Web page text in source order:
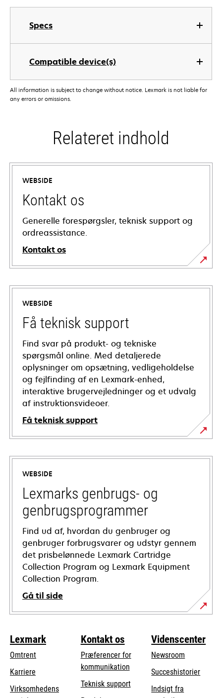
Specs
Compatible device(s)
All information is subject to change without notice. Lexmark is not liable for
any errors or omissions.
Relateret indhold
WEBSIDE
Kontakt os
Generelle forespørgsler, teknisk support og
ordreassistance.
Kontakt os
WEBSIDE
Få teknisk support
Find svar på produkt- og tekniske
spørgsmål online. Med detaljerede
oplysninger om opsætning, vedligeholdelse
og fejlfinding af en Lexmark-enhed,
interaktive brugervejledninger og et udvalg
af instruktionsvideoer.
Få teknisk support
opens
in
new
tab
WEBSIDE
Lexmarks genbrugs- og
genbrugsprogrammer
Find ud af, hvordan du genbruger og
genbruger forbrugsvarer og udstyr gennem
det prisbelønnede Lexmark Cartridge
Collection Program og Lexmark Equipment
Collection Program.
Gå til side
Lexmark
Omtrent
Karriere
Virksomhedens
Kontakt os
Præferencer for
kommunikation
Teknisk supportopens
Videnscenter
Newsroom
Succeshistorier
Indsigt fra